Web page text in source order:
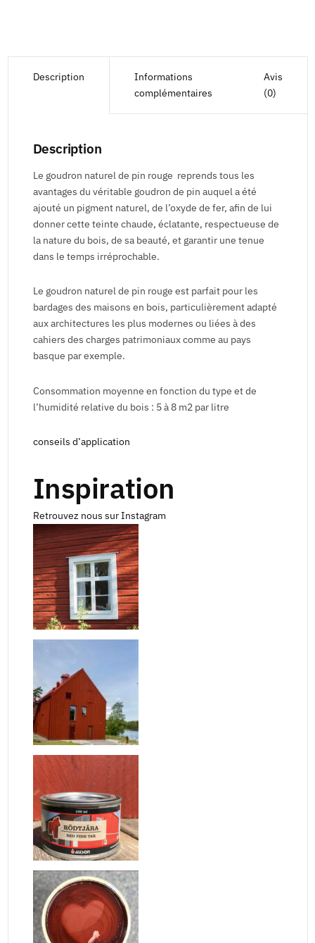
Description
Informations
complémentaires
Avis
(0)
Description
Le goudron naturel de pin rouge reprends tous les
avantages du véritable goudron de pin auquel a été
ajouté un pigment naturel, de l’oxyde de fer, afin de lui
donner cette teinte chaude, éclatante, respectueuse de
la nature du bois, de sa beauté, et garantir une tenue
dans le temps irréprochable.
Le goudron naturel de pin rouge est parfait pour les
bardages des maisons en bois, particulièrement adapté
aux architectures les plus modernes ou liées à des
cahiers des charges patrimoniaux comme au pays
basque par exemple.
Consommation moyenne en fonction du type et de
l’humidité relative du bois : 5 à 8 m2 par litre
conseils d’application
Inspiration
Retrouvez nous sur Instagram